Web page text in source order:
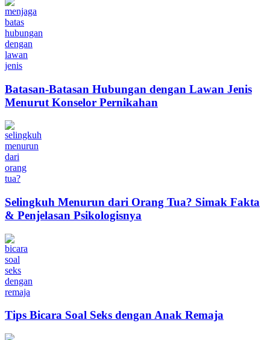
Batasan-Batasan Hubungan dengan Lawan Jenis
Menurut Konselor Pernikahan
Selingkuh Menurun dari Orang Tua? Simak Fakta
& Penjelasan Psikologisnya
Tips Bicara Soal Seks dengan Anak Remaja